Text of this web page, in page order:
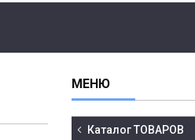
Каталог ТОВАРОВ